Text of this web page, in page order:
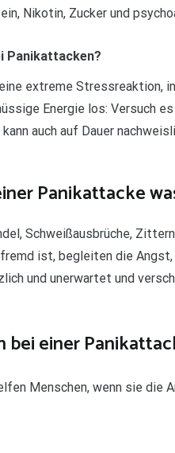
Nikotin, Zucker und
Panikattacken?
extreme Stressreaktion,
Energie los: Versuch
auch auf Dauer
Panikattacke
Schweißausbrüche,
ist, begleiten die
und unerwartet und
bei einer
Menschen, wenn sie die